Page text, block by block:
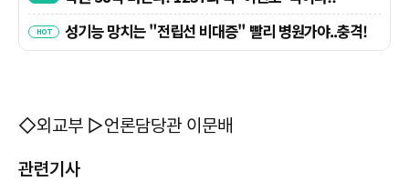
◇외교부 ▷언론담당관 이문배
관련기사